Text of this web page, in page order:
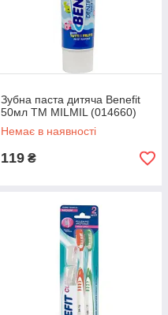
Зубна паста дитяча Benefit
50мл TM MILMIL (014660)
Немає в наявності
119 ₴